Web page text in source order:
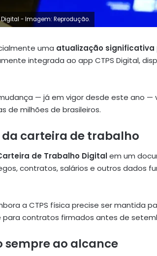
- Imagem: Reprodução.
uma atualização significativa
integrada ao app CTPS Digital,
— já em vigor desde este ano —
de milhões de brasileiros.
carteira de trabalho
de Trabalho Digitalem um
contratos, salários e outros dados
a CTPS física precise ser mantida
contratos firmados antes de
sempre ao alcance